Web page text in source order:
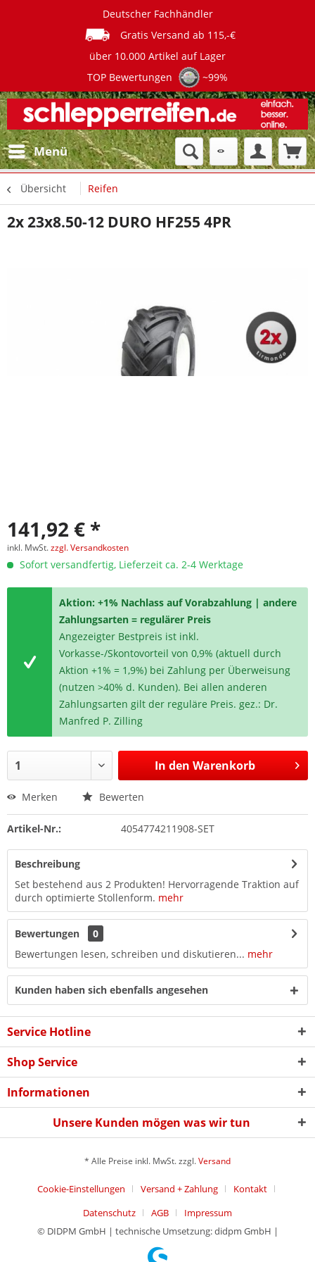
Deutscher Fachhändler
Gratis Versand ab 115,-€
über 10.000 Artikel auf Lager
TOP Bewertungen
~99%
Menü
Übersicht Reifen
2x 23x8.50-12 DURO HF255 4PR
141,92 € *
inkl. MwSt.zzgl. Versandkosten
Sofort versandfertig, Lieferzeit ca. 2-4 Werktage
Aktion: +1% Nachlass auf Vorabzahlung | andere
Zahlungsarten = regulärer Preis
Angezeigter Bestpreis ist inkl.
Vorkasse-/Skontovorteil von 0,9% (aktuell durch
Aktion +1% = 1,9%) bei Zahlung per Überweisung
(nutzen >40% d. Kunden). Bei allen anderen
Zahlungsarten gilt der reguläre Preis. gez.: Dr.
Manfred P. Zilling
In den Warenkorb
Merken Bewerten
Artikel-Nr.: 4054774211908-SET
Beschreibung
Set bestehend aus 2 Produkten! Hervorragende Traktion auf
durch optimierte Stollenform. mehr
Bewertungen
0
Bewertungen lesen, schreiben und diskutieren... mehr
Kunden haben sich ebenfalls angesehen
Service Hotline
Shop Service
Informationen
Unsere Kunden mögen was wir tun
* Alle Preise inkl. MwSt. zzgl.Versand
Cookie-Einstellungen Versand + Zahlung
Kontakt
Datenschutz
AGB
Impressum
© DIDPM GmbH | technische Umsetzung: didpm GmbH |